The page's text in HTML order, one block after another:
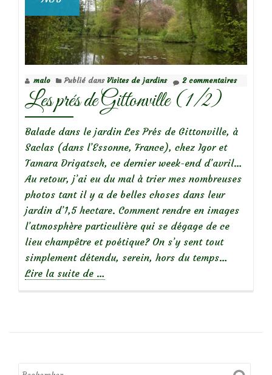
malo Publié dans Visites de jardins 2 commentaires
Les prés de Gittonville (1/2)
Balade dans le jardin Les Prés de Gittonville, à
Saclas (dans l’Essonne, France), chez Igor et
Tamara Drigatsch, ce dernier week-end d’avril…
Au retour, j’ai eu du mal à trier mes nombreuses
photos tant il y a de belles choses dans leur
jardin d’1,5 hectare. Comment rendre en images
l’atmosphère particulière qui se dégage de ce
lieu champêtre et poétique? On s’y sent tout
simplement détendu, serein, hors du temps…
Lire la suite de
de
(1/2)
…